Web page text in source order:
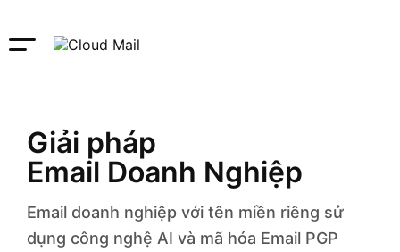
Giải pháp
Email Doanh Nghiệp
Email doanh nghiệp với tên miền riêng sử
dụng công nghệ AI và mã hóa Email PGP